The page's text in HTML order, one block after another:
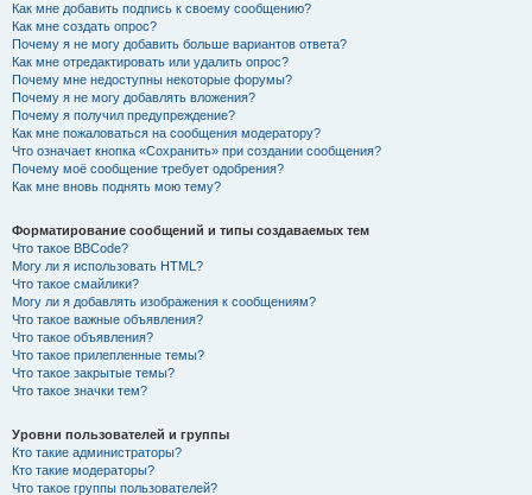
Как мне добавить подпись к своему сообщению?
Как мне создать опрос?
Почему я не могу добавить больше вариантов ответа?
Как мне отредактировать или удалить опрос?
Почему мне недоступны некоторые форумы?
Почему я не могу добавлять вложения?
Почему я получил предупреждение?
Как мне пожаловаться на сообщения модератору?
Что означает кнопка «Сохранить» при создании сообщения?
Почему моё сообщение требует одобрения?
Как мне вновь поднять мою тему?
Форматирование сообщений и типы создаваемых тем
Что такое BBCode?
Могу ли я использовать HTML?
Что такое смайлики?
Могу ли я добавлять изображения к сообщениям?
Что такое важные объявления?
Что такое объявления?
Что такое прилепленные темы?
Что такое закрытые темы?
Что такое значки тем?
Уровни пользователей и группы
Кто такие администраторы?
Кто такие модераторы?
Что такое группы пользователей?